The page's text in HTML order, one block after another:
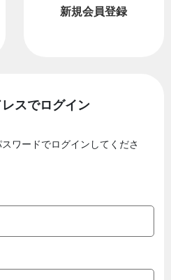
新規会員登録
スでログイン
ワードでログインしてくださ